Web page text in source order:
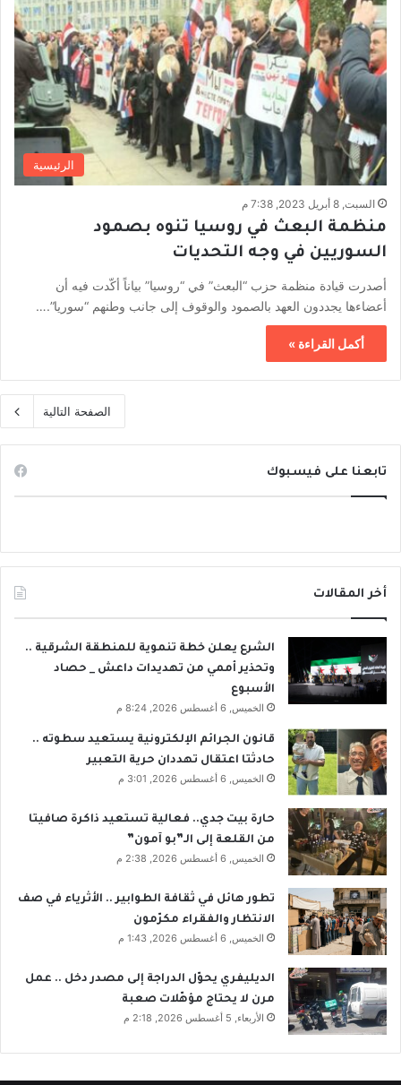
الرئيسية
السبت, 8 أبريل 2023, 7:38 م
منظمة البعث في روسيا تنوه بصمود
السوريين في وجه التحديات
أصدرت قيادة منظمة حزب “البعث” في “روسيا” بياناً أكّدت فيه أن
أعضاءها يجددون العهد بالصمود والوقوف إلى جانب وطنهم “سوريا”.…
أكمل القراءة »
الصفحة التالية
تابعنا على فيسبوك
أخر المقالات
الشرع يعلن خطة تنموية للمنطقة الشرقية ..
وتحذير أممي من تهديدات داعش _ حصاد
الأسبوع
الخميس, 6 أغسطس 2026, 8:24 م
قانون الجرائم الإلكترونية يستعيد سطوته ..
حادثتا اعتقال تهددان حرية التعبير
الخميس, 6 أغسطس 2026, 3:01 م
حارة بيت جدي.. فعالية تستعيد ذاكرة صافيتا
من القلعة إلى الـ”بو آمون”
الخميس, 6 أغسطس 2026, 2:38 م
تطور هائل في ثقافة الطوابير .. الأثرياء في صف
الانتظار والفقراء مكرّمون
الخميس, 6 أغسطس 2026, 1:43 م
الديليفري يحوّل الدراجة إلى مصدر دخل .. عمل
مرن لا يحتاج مؤهّلات صعبة
الأربعاء, 5 أغسطس 2026, 2:18 م